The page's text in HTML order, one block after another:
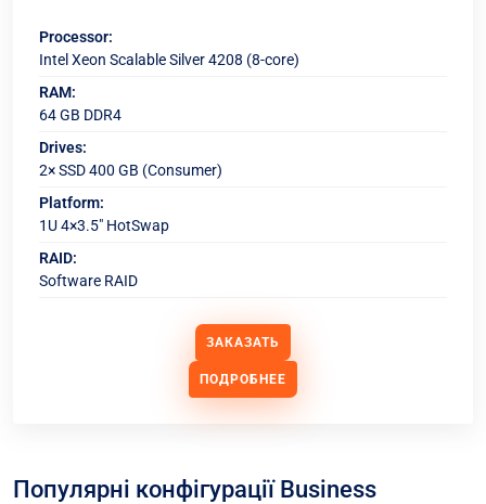
Processor:
Intel Xeon Scalable Silver 4208 (8-core)
RAM:
64 GB DDR4
Drives:
2× SSD 400 GB (Consumer)
Platform:
1U 4×3.5" HotSwap
RAID:
Software RAID
ЗАКАЗАТЬ
ПОДРОБНЕЕ
Популярні конфігурації Business